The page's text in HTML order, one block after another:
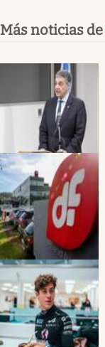
Más noticias de